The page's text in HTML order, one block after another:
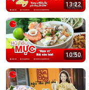
13:22
10:50